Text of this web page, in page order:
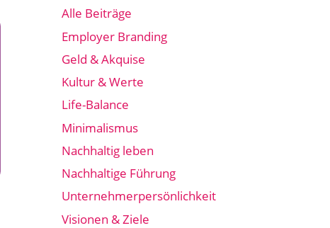
Alle Beiträge
Employer Branding
Geld & Akquise
Kultur & Werte
Life-Balance
Minimalismus
Nachhaltig leben
Nachhaltige Führung
Unternehmerpersönlichkeit
Visionen & Ziele